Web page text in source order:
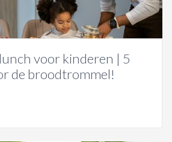
voor kinderen | 5
de broodtrommel!